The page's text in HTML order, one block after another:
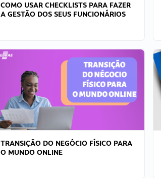
COMO USAR CHECKLISTS PARA FAZER
A GESTÃO DOS SEUS FUNCIONÁRIOS
TRANSIÇÃO DO NEGÓCIO FÍSICO PARA
O MUNDO ONLINE